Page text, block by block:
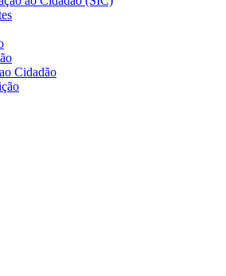
Cidadão